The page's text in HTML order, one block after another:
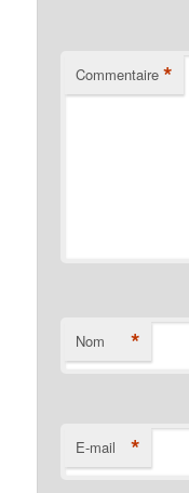
Commentaire *
Nom *
E-mail *